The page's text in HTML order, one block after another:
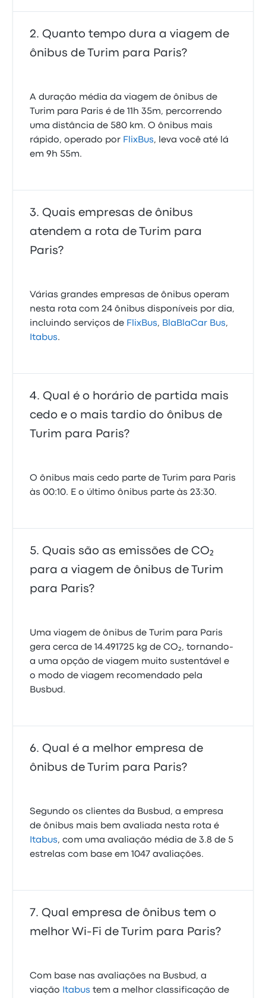
Quanto tempo dura a viagem de
ônibus de Turim para Paris?
A duração média da viagem de ônibus de
Turim para Paris é de 11h 35m, percorrendo
uma distância de 580 km. O ônibus mais
rápido, operado por FlixBus, leva você até lá
em 9h 55m.
Quais empresas de ônibus
atendem a rota de Turim para
Paris?
Várias grandes empresas de ônibus operam
nesta rota com 24 ônibus disponíveis por dia,
incluindo serviços de FlixBus, BlaBlaCar Bus,
Itabus.
Qual é o horário de partida mais
cedo e o mais tardio do ônibus de
Turim para Paris?
O ônibus mais cedo parte de Turim para Paris
às 00:10. E o último ônibus parte às 23:30.
Quais são as emissões de CO₂
para a viagem de ônibus de Turim
para Paris?
Uma viagem de ônibus de Turim para Paris
gera cerca de 14.491725 kg de CO₂, tornando-
a uma opção de viagem muito sustentável e
o modo de viagem recomendado pela
Busbud.
Qual é a melhor empresa de
ônibus de Turim para Paris?
Segundo os clientes da Busbud, a empresa
de ônibus mais bem avaliada nesta rota é
Itabus, com uma avaliação média de 3.8 de 5
estrelas com base em 1047 avaliações.
Qual empresa de ônibus tem o
melhor Wi-Fi de Turim para Paris?
Com base nas avaliações na Busbud, a
viação
Itabus tem a melhor classificação de